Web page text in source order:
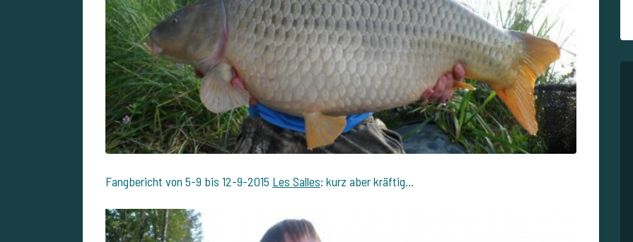
Fangbericht von 5-9 bis 12-9-2015 Les Salles: kurz aber kräftig...